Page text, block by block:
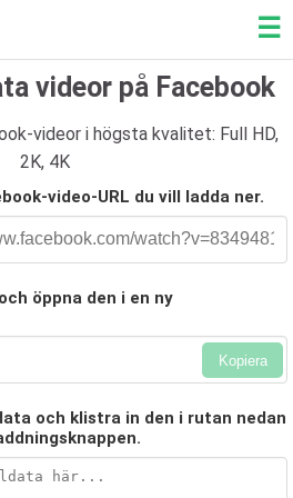
☰
videor på Facebook
videor i högsta kvalitet: Full HD,
2K, 4K
video-URL du vill ladda ner.
öppna den i en ny
Kopiera
och klistra in den i rutan nedan